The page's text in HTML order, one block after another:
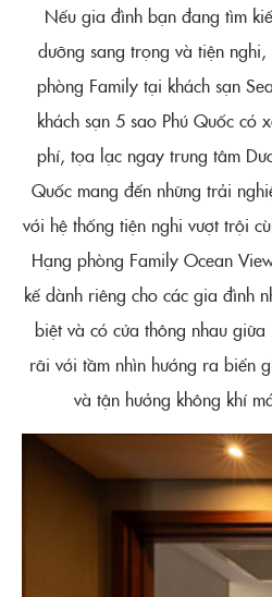
Nếu gia đình bạn đang tìm
dưỡng sang trọng và tiện
phòng Family tại khách sạn
khách sạn 5 sao Phú Quốc có
phí, tọa lạc ngay trung tâm
Quốc mang đến những trải
với hệ thống tiện nghi vượt trội
Hạng phòng Family Ocean
kế dành riêng cho các gia đình
biệt và có cửa thông nhau
rãi với tầm nhìn hướng ra biển
và tận hưởng không khí